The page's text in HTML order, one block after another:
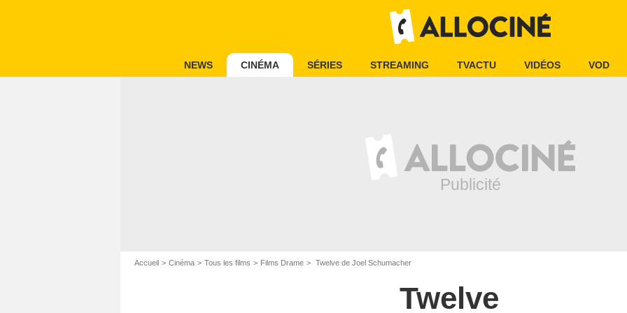
NEWS CINÉMA SÉRIES STREAMING TVACTU VIDÉOS VOD
Accueil Cinéma Tous les films Films Drame Twelve de Joel Schumacher
Twelve